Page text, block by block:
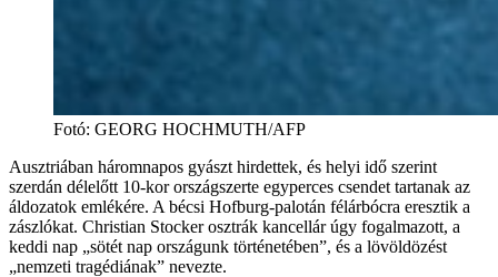
Fotó: GEORG HOCHMUTH/AFP
Ausztriában háromnapos gyászt hirdettek, és helyi idő szerint
szerdán délelőtt 10-kor országszerte egyperces csendet tartanak az
áldozatok emlékére. A bécsi Hofburg-palotán félárbócra eresztik a
zászlókat. Christian Stocker osztrák kancellár úgy fogalmazott, a
keddi nap „sötét nap országunk történetében”, és a lövöldözést
„nemzeti tragédiának” nevezte.